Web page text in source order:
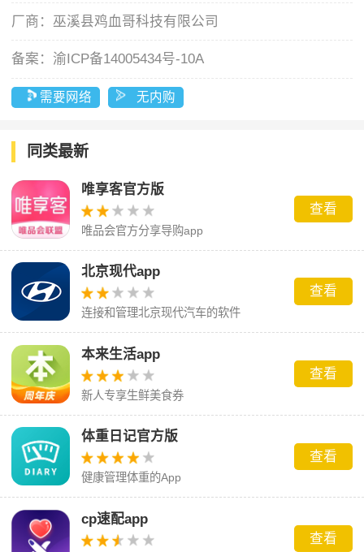
厂商： 巫溪县鸡血哥科技有限公司
备案： 渝ICP备14005434号-10A
需要网络 无内购
同类最新
唯享客官方版
唯品会官方分享导购app
查看
北京现代app
连接和管理北京现代汽车的软件
查看
本来生活app
新人专享生鲜美食券
查看
体重日记官方版
健康管理体重的App
查看
cp速配app
查看